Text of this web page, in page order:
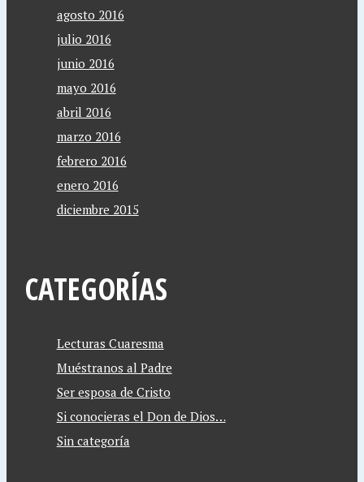
agosto 2016
julio 2016
junio 2016
mayo 2016
abril 2016
marzo 2016
febrero 2016
enero 2016
diciembre 2015
CATEGORÍAS
Lecturas Cuaresma
Muéstranos al Padre
Ser esposa de Cristo
Si conocieras el Don de Dios…
Sin categoría